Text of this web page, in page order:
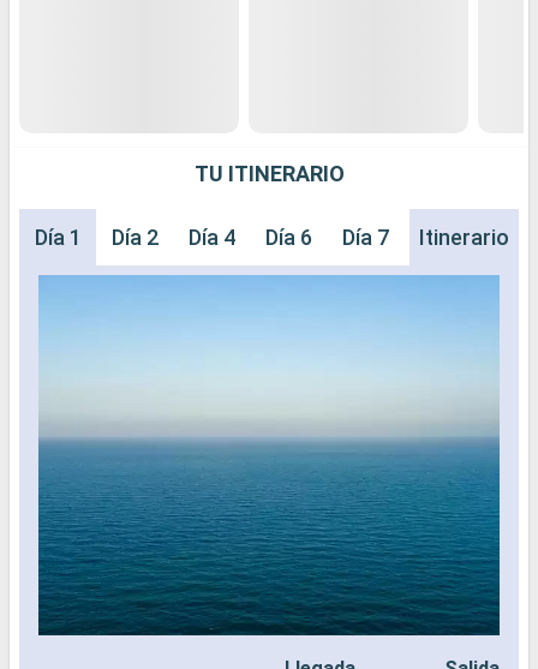
TU ITINERARIO
Día 1 Día 2 Día 4 Día 6 Día 7 Día 8 Día
Itinerario